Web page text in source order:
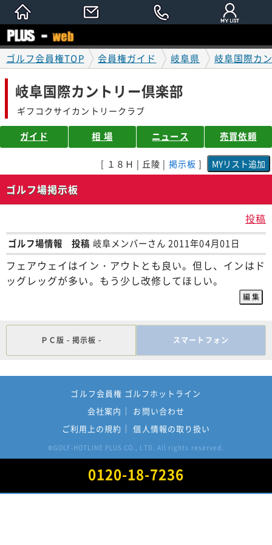
ゴルフ会員権TOP 会員権ガイド 岐阜県 岐阜国際カ
岐阜国際カントリー倶楽部
ギフコクサイカントリークラブ
ガイド 相 場 ニュース 売買依頼
[ １８Ｈ | 丘陵 | 掲示板 ]
ゴルフ場掲示板
投稿
ゴルフ場情報 投稿 岐阜メンバーさん 2011年04月01日
フェアウェイはイン・アウトとも良い。但し、インはド
ッグレッグが多い。もう少し改修してほしい。
ＰＣ版 - 掲示板 - スマートフォン
ゴルフ会員権 ゴルフホットライン
会社案内
お問い合わせ
ご利用上の規約
個人情報の取り扱い
© GOLF-HOTLINE PLUS CO., LTD. All rights reserved.
0120-18-7236